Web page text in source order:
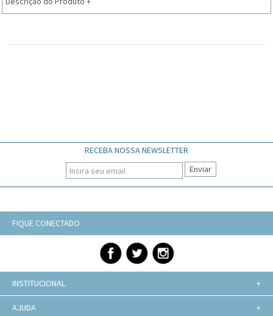
RECEBA NOSSA NEWSLETTER
Enviar
FIQUE CONECTADO
INSTITUCIONAL +
AJUDA +